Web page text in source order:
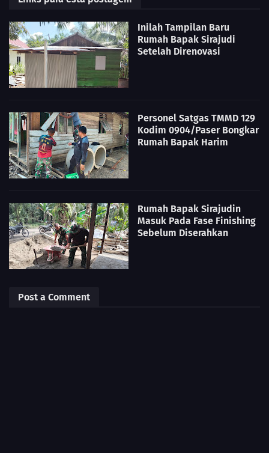
Inilah Tampilan Baru
Rumah Bapak Sirajudi
Setelah Direnovasi
Personel Satgas TMMD 129
Kodim 0904/Paser Bongkar
Rumah Bapak Harim
Rumah Bapak Sirajudin
Masuk Pada Fase Finishing
Sebelum Diserahkan
Post a Comment